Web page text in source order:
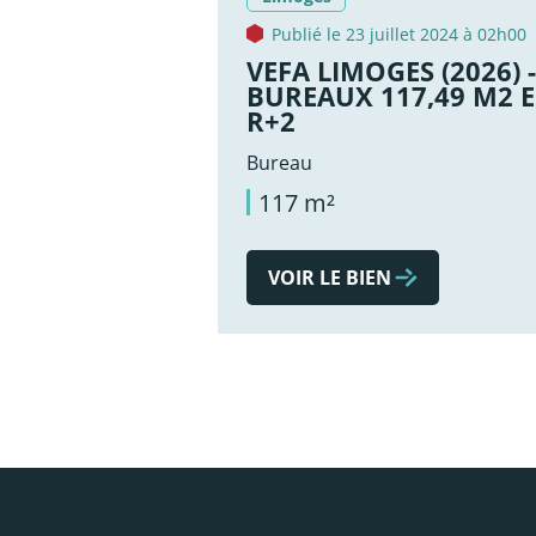
Publié le 23 juillet 2024 à 02h00
VEFA LIMOGES (2026) -
BUREAUX 117,49 M2
R+2
Bureau
117 m²
VOIR LE BIEN